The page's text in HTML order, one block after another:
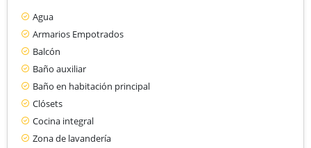
Agua
Armarios Empotrados
Balcón
Baño auxiliar
Baño en habitación principal
Clósets
Cocina integral
Zona de lavandería